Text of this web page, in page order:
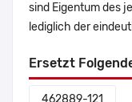
sind Eigentum des
lediglich der
Ersetzt